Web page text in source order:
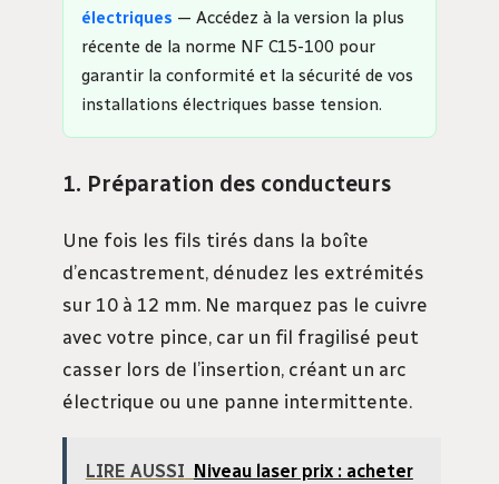
électriques — Accédez à la version la plus
récente de la norme NF C15-100 pour
garantir la conformité et la sécurité de vos
installations électriques basse tension.
1. Préparation des conducteurs
Une fois les fils tirés dans la boîte
d’encastrement, dénudez les extrémités
sur 10 à 12 mm. Ne marquez pas le cuivre
avec votre pince, car un fil fragilisé peut
casser lors de l’insertion, créant un arc
électrique ou une panne intermittente.
LIRE AUSSI
Niveau laser prix : acheter